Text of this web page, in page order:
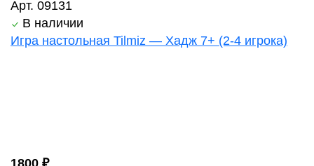
Арт. 09131
В наличии
Игра настольная Tilmiz — Хадж 7+ (2-4 игрока)